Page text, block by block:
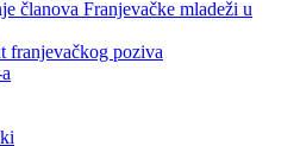
članova Franjevačke mladeži u
franjevačkog poziva